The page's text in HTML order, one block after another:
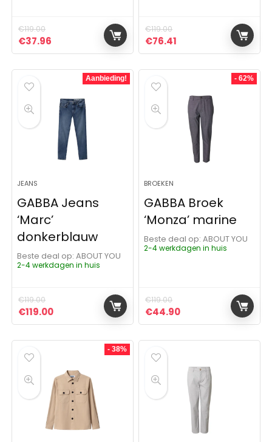
€119.00
Oorspronkelijke prijs was: €119.00.
€37.96 Huidige prijs is: €37.96.
€119.00
Oorspronkelijke prijs was:
€76.41 Huidige prijs is:
Aanbieding!
JEANS
GABBA Jeans
‘Marc’
donkerblauw
Beste deal op:
ABOUT YOU
2-4 werkdagen in huis
€119.00
Oorspronkelijke prijs was: €119.00.
€119.00Huidige prijs is: €119.00.
- 62%
BROEKEN
GABBA Broek
‘Monza’ marine
Beste deal op:
ABOUT YOU
2-4 werkdagen in huis
€119.00
Oorspronkelijke prijs was:
€44.90Huidige prijs is:
- 38%